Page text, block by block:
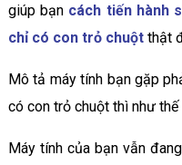
giúp bạn cách tiến hành
chỉ có con trỏ chuộtthật
Mô tả máy tính bạn gặp
có con trỏ chuột thì như thế
Máy tính của bạn vẫn